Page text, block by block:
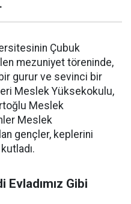
Çubuk
mezuniyet töreninde,
gurur ve sevinci bir
Meslek Yüksekokulu,
Meslek
Meslek
gençler, keplerini
Gibi